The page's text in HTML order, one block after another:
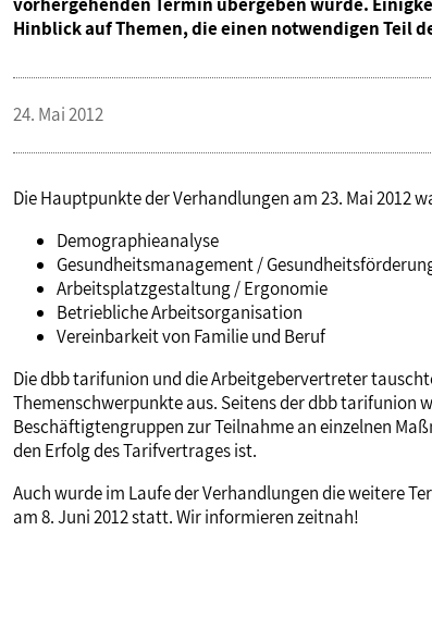
VERANSTALTUNGEN UND SEMINARE
MITGLIEDSCHAFT & SERVICE
Hinblick auf Themen, die einen notwendigen Teil
24. Mai 2012
Die Hauptpunkte der Verhandlungen am 23. Mai 2012
Demographieanalyse
Gesundheitsmanagement /
Arbeitsplatzgestaltung / Ergonomie
Betriebliche Arbeitsorganisation
Vereinbarkeit von Familie und Beruf
Die dbb tarifunion und die Arbeitgebervertreter
Themenschwerpunkte aus. Seitens der dbb tarifunion
Beschäftigtengruppen zur Teilnahme an einzelnen
den Erfolg des Tarifvertrages ist.
Auch wurde im Laufe der Verhandlungen die weitere
am 8. Juni 2012 statt. Wir informieren zeitnah!